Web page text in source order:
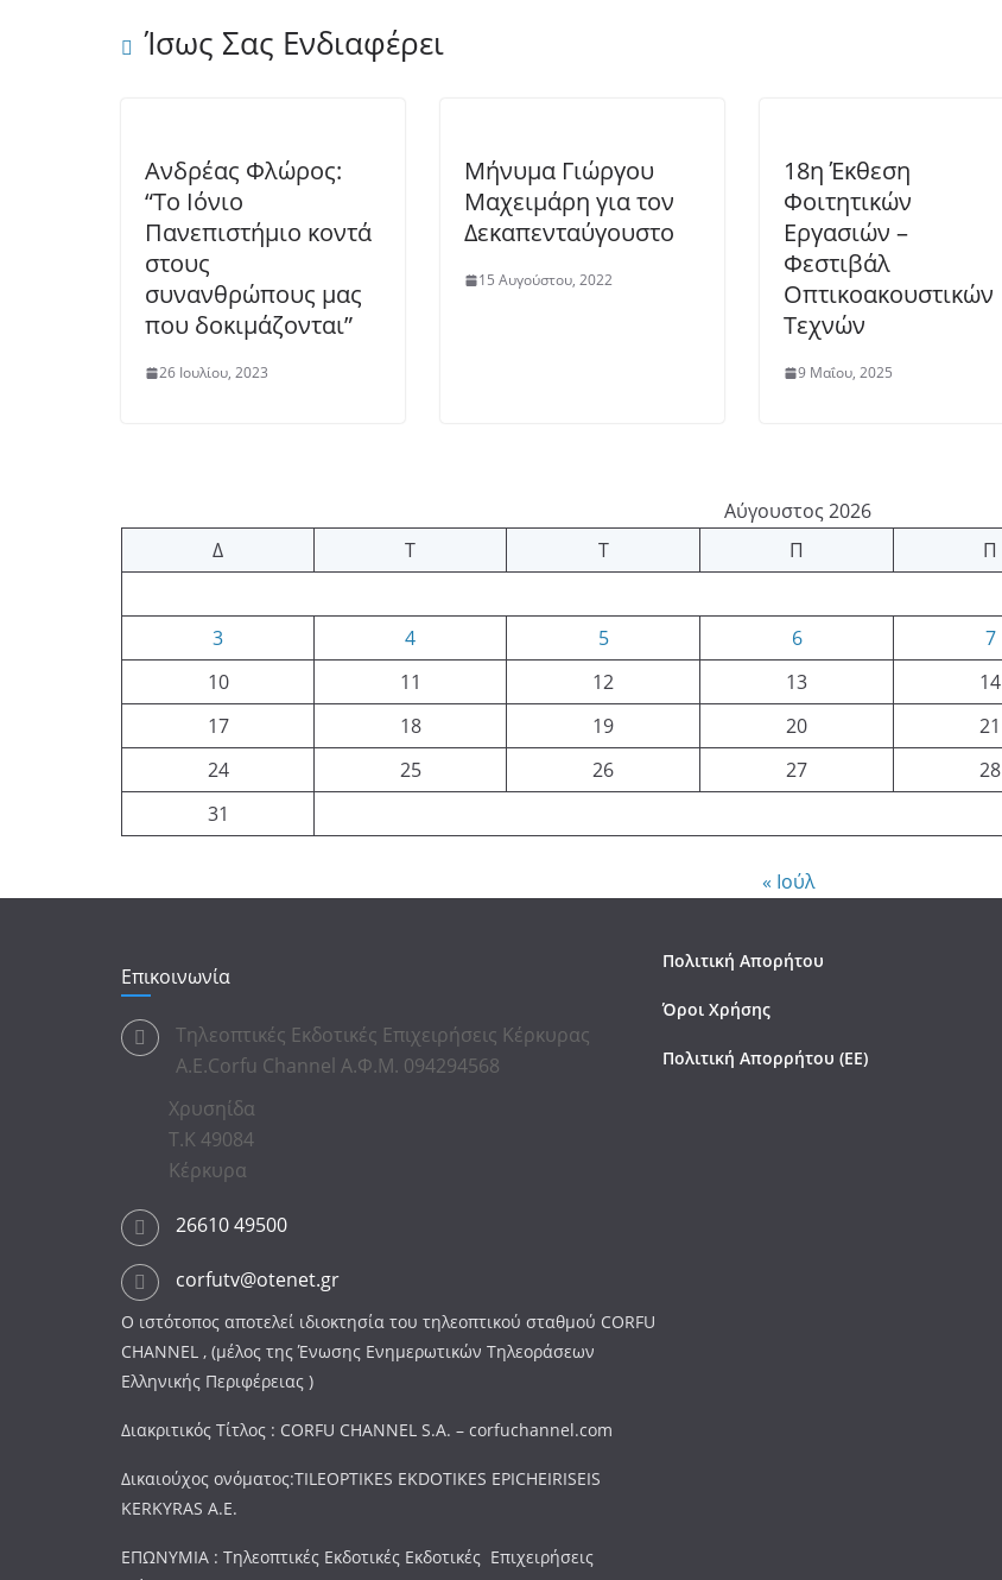
Ίσως Σας Ενδιαφέρει
Ανδρέας Φλώρος:
“Το Ιόνιο
Πανεπιστήμιο κοντά
στους
συνανθρώπους μας
που δοκιμάζονται”
26 Ιουλίου, 2023
Μήνυμα Γιώργου
Μαχειμάρη για τον
Δεκαπενταύγουστο
15 Αυγούστου, 2022
18η Έκθεση
Φοιτητικών
Εργασιών –
Φεστιβάλ
Οπτικοακουστικών
Τεχνών
9 Μαΐου, 2025
Αύγουστος 2026
Δ
Τ Τ Π Π
3
4 5 6 7
10
11 12 13 14
17
18 19 20 21
24
25 26 27 28
31
« Ιούλ
Επικοινωνία
Τηλεοπτικές Εκδοτικές Επιχειρήσεις Κέρκυρας
Α.Ε.Corfu Channel Α.Φ.Μ. 094294568
Χρυσηίδα
Τ.Κ 49084
Κέρκυρα
26610 49500
corfutv@otenet.gr
Ο ιστότοπος αποτελεί ιδιοκτησία του τηλεοπτικού σταθμού CORFU
CHANNEL , (μέλος της Ένωσης Ενημερωτικών Τηλεοράσεων
Ελληνικής Περιφέρειας )
Διακριτικός Τίτλος : CORFU CHANNEL S.A. – corfuchannel.com
Δικαιούχος ονόματος:TILEOPTIKES EKDOTIKES EPICHEIRISEIS
KERKYRAS A.E.
ΕΠΩΝΥΜΙΑ : Τηλεοπτικές Εκδοτικές Εκδοτικές Επιχειρήσεις
Πολιτική Απορήτου
Όροι Χρήσης
Πολιτική Απορρήτου (ΕΕ)